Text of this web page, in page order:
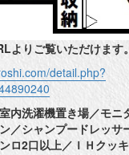
よりご覧いただけます。
detail.php?
内洗濯機置き場／モニ
／シャンプードレッサ
ロ2口以上／ＩＨクッ